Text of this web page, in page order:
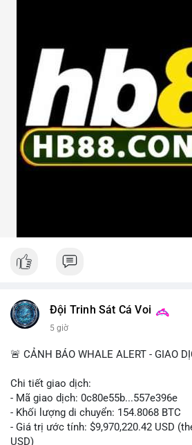
Đội Trinh Sát Cá Voi
5 giờ
🚨 CẢNH BÁO WHALE ALERT - GIAO
Chi tiết giao dịch:
- Mã giao dịch: 0c80e55b...557e396e
- Khối lượng di chuyển: 154.8068 BTC
- Giá trị ước tính: $9,970,220.42 USD
USD)